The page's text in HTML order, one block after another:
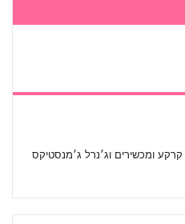
ומכשירים וג׳נרל ג׳מנסטיקס